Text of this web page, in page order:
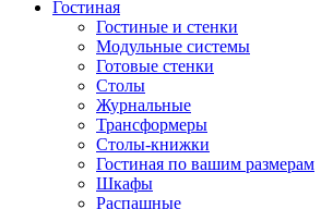
Гостиная
Гостиные и стенки
Модульные системы
Готовые стенки
Столы
Журнальные
Трансформеры
Столы-книжки
Гостиная по вашим размерам
Шкафы
Распашные